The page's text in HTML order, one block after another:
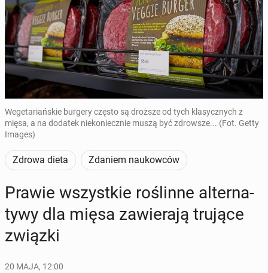
Wegetariańskie burgery często są droższe od tych klasycznych z
mięsa, a na dodatek niekoniecznie muszą być zdrowsze... (Fot. Getty
Images)
Zdrowa dieta Zdaniem naukowców
Prawie wszyst­kie ro­ślin­ne al­ter­na­
ty­wy dla mięsa za­wie­ra­ją trujące
związki
20 MAJA, 12:00